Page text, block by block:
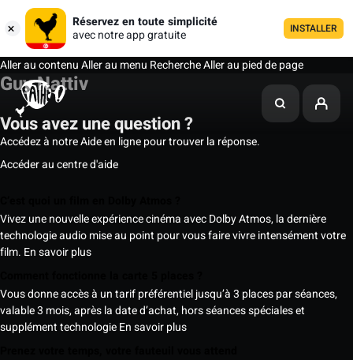
Réservez en toute simplicité
avec notre app gratuite
INSTALLER
Aller au contenuAller au menu RechercheAller au pied de page
Guy Nattiv
Vous avez une question ?
Accédez à notre Aide en ligne pour trouver la réponse.
Accéder au centre d'aide
Vivez une nouvelle expérience cinéma avec Dolby Atmos, la dernière
technologie audio mise au point pour vous faire vivre intensément votre
film. En savoir plus
Vous donne accès à un tarif préférentiel jusqu’à 3 places par séances,
valable 3 mois, après la date d’achat, hors séances spéciales et
supplément technologieEn savoir plus